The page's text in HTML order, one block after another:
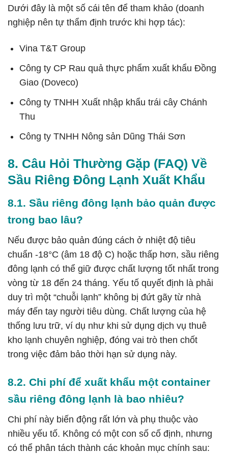
Dưới đây là một số cái tên để tham khảo (doanh
nghiệp nên tự thẩm định trước khi hợp tác):
Vina T&T Group
Công ty CP Rau quả thực phẩm xuất khẩu Đồng
Giao (Doveco)
Công ty TNHH Xuất nhập khẩu trái cây Chánh
Thu
Công ty TNHH Nông sản Dũng Thái Sơn
8. Câu Hỏi Thường Gặp (FAQ) Về
Sầu Riêng Đông Lạnh Xuất Khẩu
8.1. Sầu riêng đông lạnh bảo quản được
trong bao lâu?
Nếu được bảo quản đúng cách ở nhiệt độ tiêu
chuẩn -18°C (âm 18 độ C) hoặc thấp hơn, sầu riêng
đông lạnh có thể giữ được chất lượng tốt nhất trong
vòng từ 18 đến 24 tháng. Yếu tố quyết định là phải
duy trì một “chuỗi lạnh” không bị đứt gãy từ nhà
máy đến tay người tiêu dùng. Chất lượng của hệ
thống lưu trữ, ví dụ như khi sử dụng dịch vụ thuê
kho lạnh chuyên nghiệp, đóng vai trò then chốt
trong việc đảm bảo thời hạn sử dụng này.
8.2. Chi phí để xuất khẩu một container
sầu riêng đông lạnh là bao nhiêu?
Chi phí này biến động rất lớn và phụ thuộc vào
nhiều yếu tố. Không có một con số cố định, nhưng
có thể phân tách thành các khoản mục chính sau: